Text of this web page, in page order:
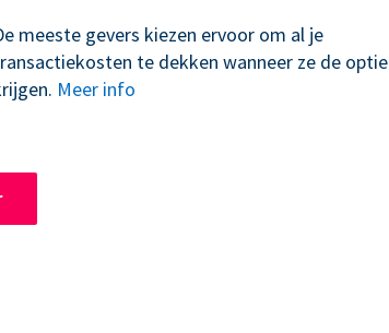
meeste gevers kiezen ervoor om al je
te dekken wanneer ze de optie
Meer info